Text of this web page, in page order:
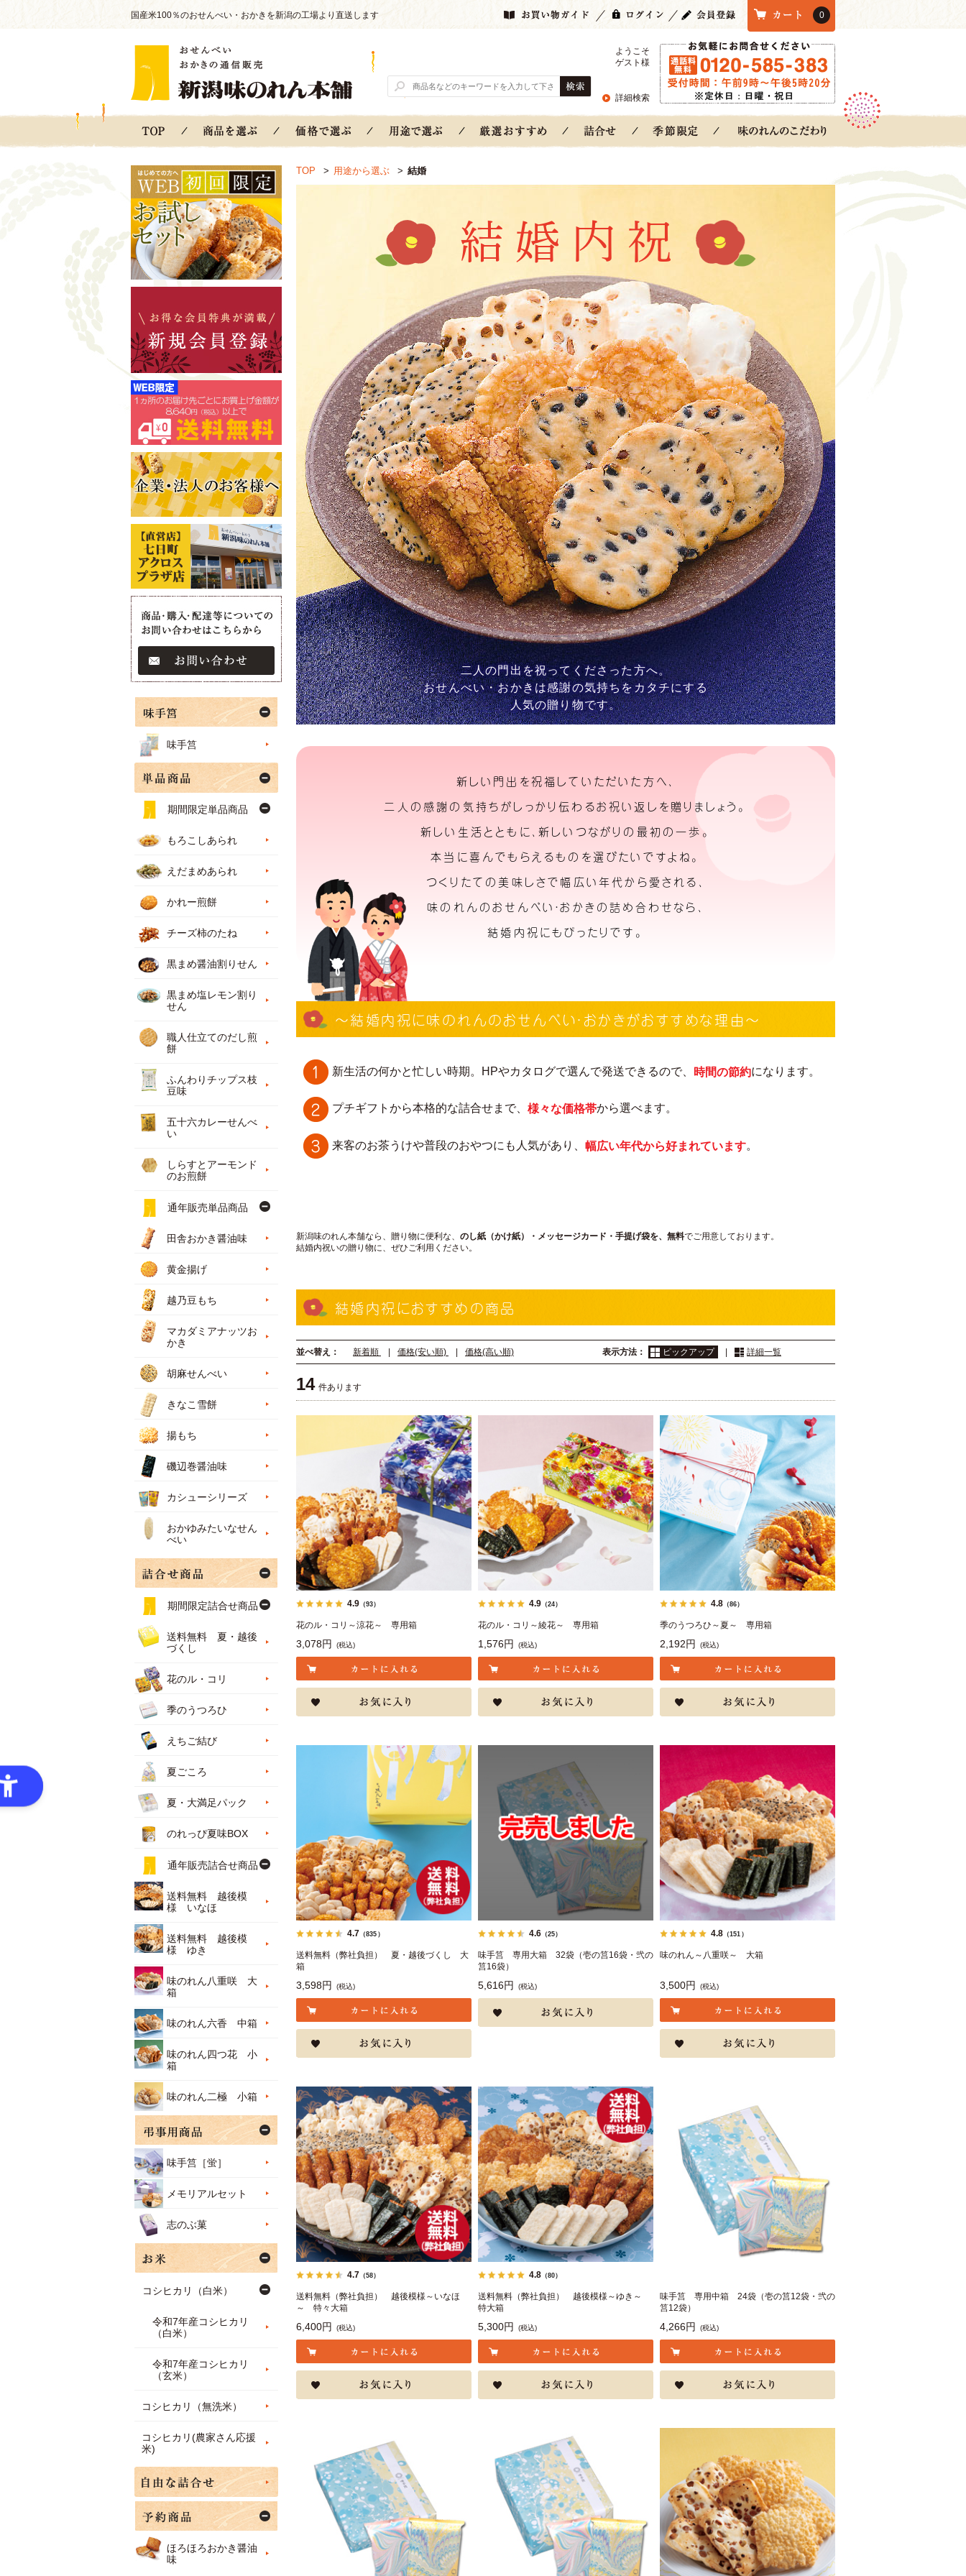
国産米100％のおせんべい・おかきを新潟の工場より直送します 0
ようこそ
ゲスト様
詳細検索
TOP > 用途から選ぶ > 結婚
結婚内祝
二人の門出を祝ってくださった方へ。
おせんべい・おかきは感謝の気持ちをカタチにする
人気の贈り物です。
新しい門出を祝福していただいた方へ、
二人の感謝の気持ちがしっかり伝わるお祝い返しを贈りましょう。
新しい生活とともに、新しいつながりの最初の一歩。
本当に喜んでもらえるものを選びたいですよね。
つくりたての美味しさで幅広い年代から愛される、
味のれんのおせんべい・おかきの詰め合わせなら、
結婚内祝にもぴったりです。
〜結婚内祝に味のれんのおせんべい・おかきがおすすめな理由〜
新生活の何かと忙しい時期。HPやカタログで選んで発送できるので、 時間の節約になります。
プチギフトから本格的な詰合せまで、 様々な価格帯から選べます。
来客のお茶うけや普段のおやつにも人気があり、 幅広い年代から好まれています。
新潟味のれん本舗なら、贈り物に便利な、 のし紙（かけ紙）・メッセージカード・手提げ袋を、無料でご用意しております。
結婚内祝いの贈り物に、ぜひご利用ください。
結婚内祝におすすめの商品
表示方法： ピックアップ | 詳細一覧
並べ替え： 新着順 | 価格(安い順) | 価格(高い順)
14 件あります
4.9（93）
花のル・コリ～涼花～ 専用箱
3,078円 (税込)
4.9（24）
花のル・コリ～綾花～ 専用箱
1,576円 (税込)
4.8（86）
季のうつろひ～夏～ 専用箱
2,192円 (税込)
4.7 （835）
送料無料（弊社負担） 夏・越後づくし 大
箱
3,598円 (税込)
4.6（25）
味手筥 専用大箱 32袋（壱の筥16袋・弐の
筥16袋）
5,616円 (税込)
4.8（151）
味のれん～八重咲～ 大箱
3,500円 (税込)
4.7 （58）
送料無料（弊社負担） 越後模様～いなほ
～ 特々大箱
6,400円 (税込)
4.8（80）
送料無料（弊社負担） 越後模様～ゆき～
特大箱
5,300円 (税込)
味手筥 専用中箱 24袋（壱の筥12袋・弐の
筥12袋）
4,266円 (税込)
味手筥
期間限定単品商品
もろこしあられ
えだまめあられ
かれー煎餅
チーズ柿のたね
黒まめ醤油割りせん
黒まめ塩レモン割り
せん
職人仕立てのだし煎
餅
ふんわりチップス枝
豆味
五十六カレーせんべ
い
しらすとアーモンド
のお煎餅
通年販売単品商品
田舎おかき醤油味
黄金揚げ
越乃豆もち
マカダミアナッツお
かき
胡麻せんべい
きなこ雪餅
揚もち
磯辺巻醤油味
カシューシリーズ
おかゆみたいなせん
べい
期間限定詰合せ商品
送料無料 夏・越後
づくし
花のル・コリ
季のうつろひ
えちご結び
夏ごころ
夏・大満足パック
のれっぴ夏味BOX
通年販売詰合せ商品
送料無料 越後模
様 いなほ
送料無料 越後模
様 ゆき
味のれん八重咲 大
箱
味のれん六香 中箱
味のれん四つ花 小
箱
味のれん二極 小箱
味手筥［蛍］
メモリアルセット
志のぶ菓
コシヒカリ（白米）
令和7年産コシヒカリ
（白米）
令和7年産コシヒカリ
（玄米）
コシヒカリ（無洗米）
コシヒカリ(農家さん応援
米)
ほろほろおかき醤油
味